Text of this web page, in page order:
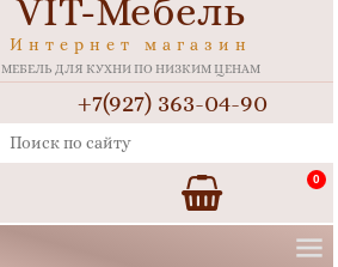
VIT-Мебель
Интернет магазин
МЕБЕЛЬ ДЛЯ КУХНИ ПО НИЗКИМ ЦЕНАМ
+7(927) 363-04-90
0